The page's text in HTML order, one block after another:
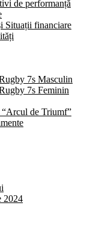
de performanță
Situații financiare
7s Masculin
7s Feminin
de Triumf”
2024